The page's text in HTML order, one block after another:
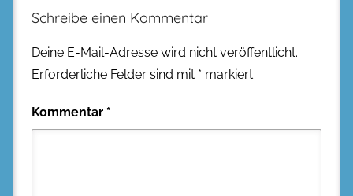
Schreibe einen Kommentar
Deine E-Mail-Adresse wird nicht veröffentlicht.
Erforderliche Felder sind mit * markiert
Kommentar *